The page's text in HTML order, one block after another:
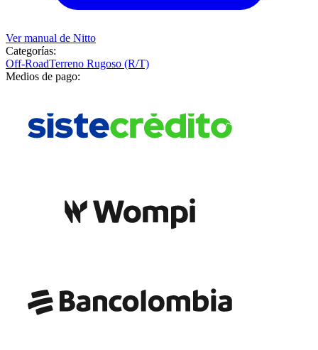
Ver manual de Nitto
Categorías:
Off-RoadTerreno Rugoso (R/T)
Medios de pago: